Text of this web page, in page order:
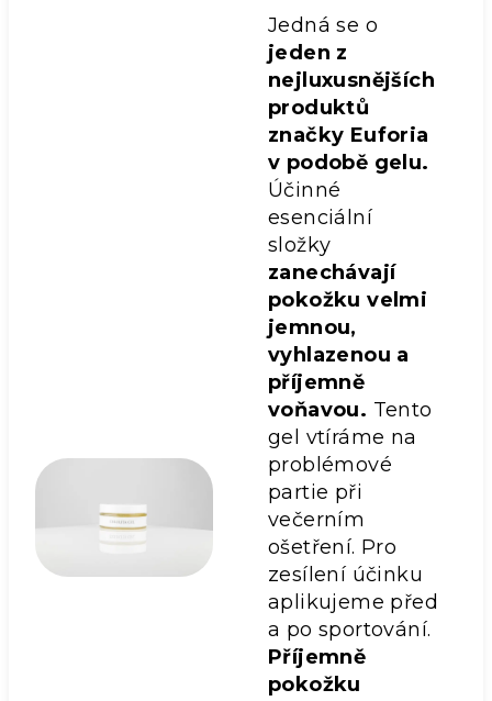
Jedná se o
jeden z
nejluxusnějších
produktů
značky Euforia
v podobě gelu.
Účinné
esenciální
složky
zanechávají
pokožku velmi
jemnou,
vyhlazenou a
příjemně
voňavou. Tento
gel vtíráme na
problémové
partie při
večerním
ošetření. Pro
zesílení účinku
aplikujeme před
a po sportování.
Příjemně
pokožku